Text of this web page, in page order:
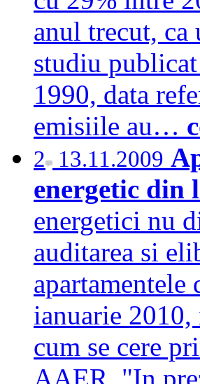
anul trecut,
studiu
1990, data
emisiile au…
2 13.11.2009
energetic din
energetici nu
auditarea si
ianuarie
cum se cere